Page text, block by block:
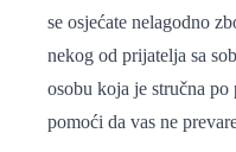
se osjećate nelagodno
nekog od prijatelja sa
osobu koja je stručna
pomoći da vas ne